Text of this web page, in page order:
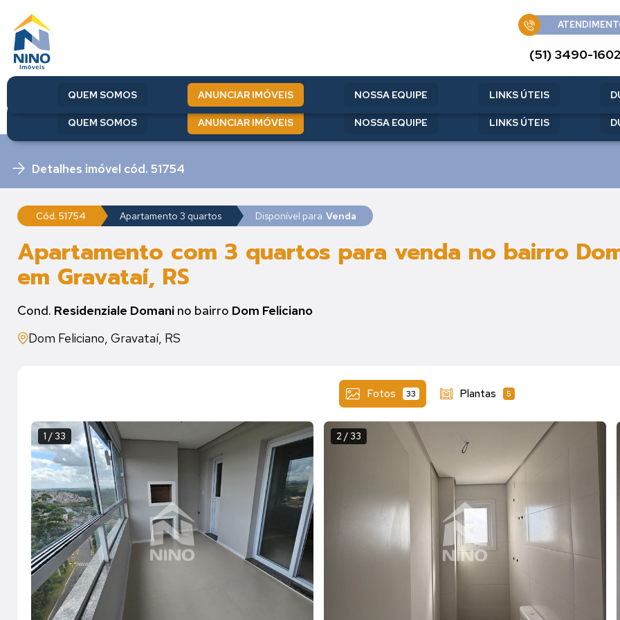
QUEM SOMOS ANUNCIAR IMÓVEIS NOSSA EQUIPE LINKS ÚTEIS
(51) 3490-1602
QUEM SOMOS ANUNCIAR IMÓVEIS NOSSA EQUIPE LINKS ÚTEIS
Detalhes imóvel cód. 51754
Cód. 51754 Apartamento 3 quartos Disponível para Venda
Apartamento com 3 quartos para venda no bairro
em Gravataí, RS
Cond. Residenziale Domani no bairro Dom Feliciano
Dom Feliciano, Gravataí, RS
Fotos 33 Plantas 5
1 / 33 2 / 33